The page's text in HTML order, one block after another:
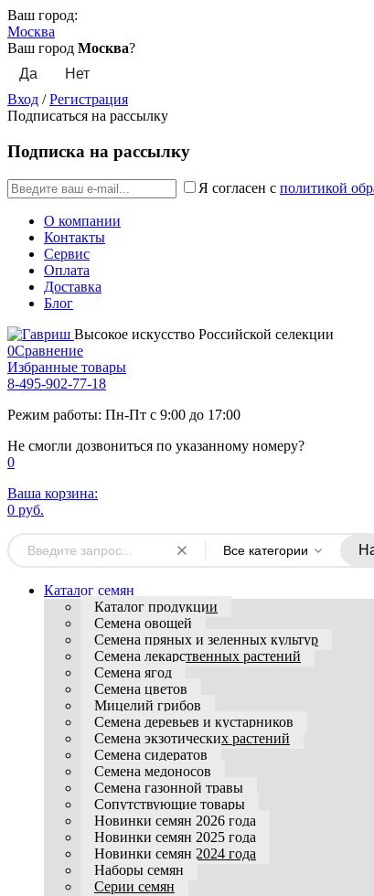
Ваш город:
Москва
Ваш город Москва?
Вход /Регистрация
Подписаться на рассылку
Подписка на рассылку
Я согласен с политикой
О компании
Контакты
Сервис
Оплата
Доставка
Блог
Высокое искусство Российской селекции
0Сравнение
Избранные товары
8-495-902-77-18
Режим работы: Пн-Пт с 9:00 до 17:00
Не смогли дозвониться по указанному номеру?
0
Ваша корзина:
0 руб.
Все категории
Каталог семян
Каталог продукции
Семена овощей
Семена пряных и зеленных культур
Семена лекарственных растений
Семена ягод
Семена цветов
Мицелий грибов
Семена деревьев и кустарников
Семена экзотических растений
Семена сидератов
Семена медоносов
Семена газонной травы
Сопутствующие товары
Новинки семян 2026 года
Новинки семян 2025 года
Новинки семян 2024 года
Наборы семян
Серии семян